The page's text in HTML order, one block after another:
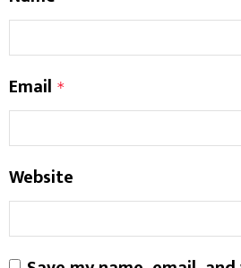
Email *
Website